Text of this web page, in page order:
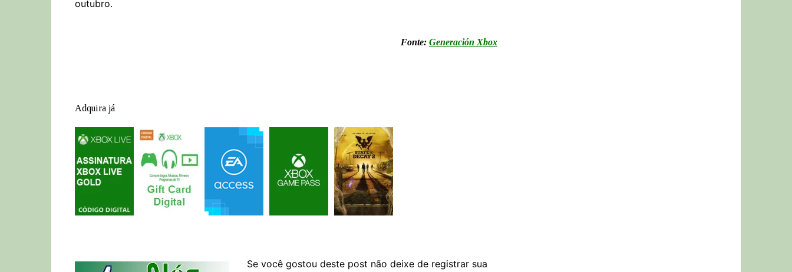
outubro.
Fonte: Generación Xbox
Adquira já
Se você gostou deste post não deixe de registrar sua